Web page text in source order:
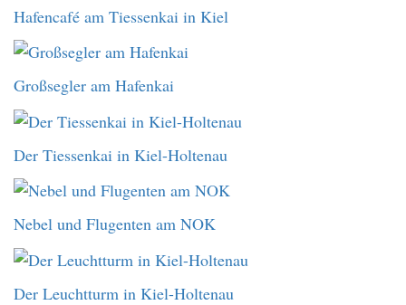
Hafencafé am Tiessenkai in Kiel
Großsegler am Hafenkai
Der Tiessenkai in Kiel-Holtenau
Nebel und Flugenten am NOK
Der Leuchtturm in Kiel-Holtenau